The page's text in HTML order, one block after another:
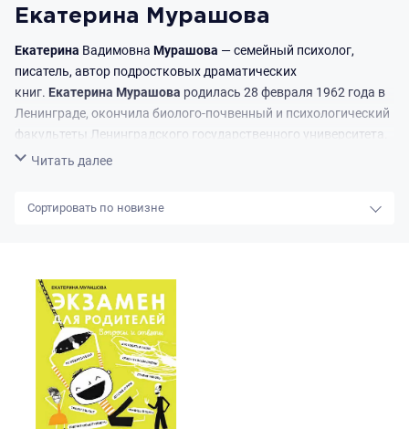
Екатерина Мурашова
Екатерина Вадимовна Мурашова — семейный психолог,
писатель, автор подростковых драматических
книг. Екатерина Мурашова родилась 28 февраля 1962 года в
Ленинграде, окончила биолого-почвенный и психологический
факультеты Ленинградского государственного университета.
Её первой публикацией стала повесть «Талисман» в сборнике
Свернуть
Читать далее
новизне